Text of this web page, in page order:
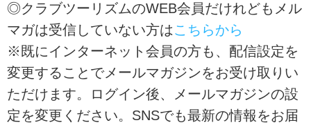
◎クラブツーリズムのWEB会員だけれどもメル
マガは受信していない方はこちらから
※既にインターネット会員の方も、配信設定を
変更することでメールマガジンをお受け取りい
ただけます。ログイン後、メールマガジンの設
定を変更ください。SNSでも最新の情報をお届